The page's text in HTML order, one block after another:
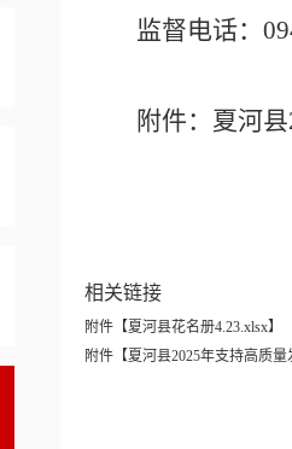
监督电话：
附件： 夏河
（此
相关链接
附件【夏河县花名册4.23.xlsx】
附件【夏河县2025年支持高质